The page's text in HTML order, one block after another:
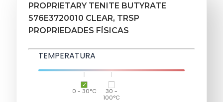
PROPRIETARY TENITE BUTYRATE
576E3720010 CLEAR, TRSP
PROPRIEDADES FÍSICAS
TEMPERATURA
0 - 30°C
30 -
100°C